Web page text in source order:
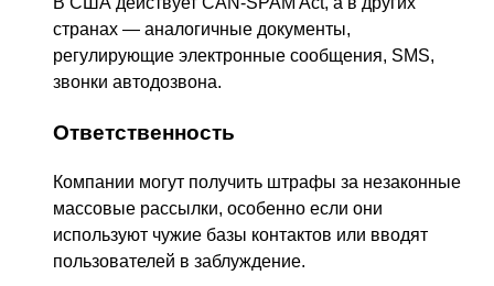
странах — аналогичные документы,
регулирующие электронные сообщения, SMS,
звонки автодозвона.
Ответственность
Компании могут получить штрафы за незаконные
массовые рассылки, особенно если они
используют чужие базы контактов или вводят
пользователей в заблуждение.